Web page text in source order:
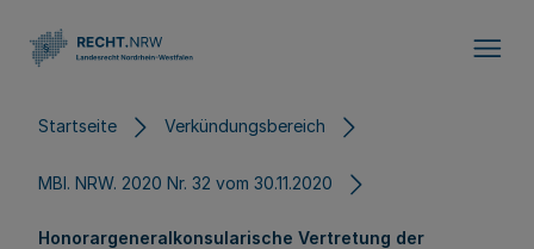
Startseite Verkündungsbereich
MBl. NRW. 2020 Nr. 32 vom 30.11.2020
Honorargeneralkonsularische Vertretung der